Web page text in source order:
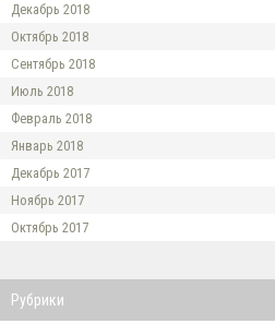
Декабрь 2018
Октябрь 2018
Сентябрь 2018
Июль 2018
Февраль 2018
Январь 2018
Декабрь 2017
Ноябрь 2017
Октябрь 2017
Рубрики